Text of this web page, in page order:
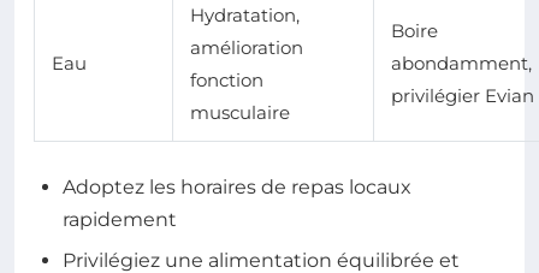
Eau
Hydratation,
amélioration
fonction
musculaire
Boire
abondamment,
privilégier Evian
Adoptez les horaires de repas locaux
rapidement
Privilégiez une alimentation équilibrée et